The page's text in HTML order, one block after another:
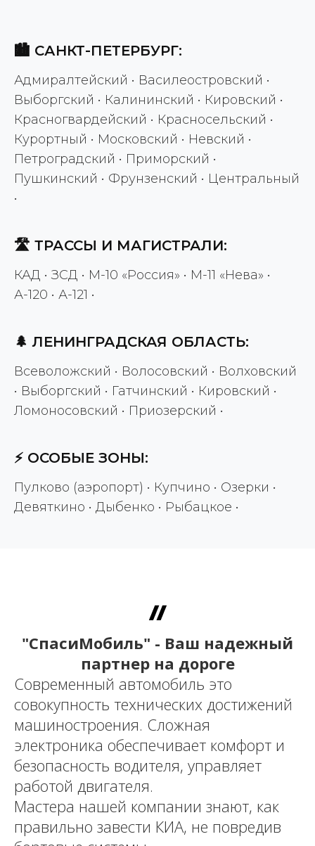
🏙️ САНКТ-ПЕТЕРБУРГ:
Адмиралтейский • Василеостровский •
Выборгский • Калининский • Кировский •
Красногвардейский • Красносельский •
Курортный • Московский • Невский •
Петроградский • Приморский •
Пушкинский • Фрунзенский • Центральный
•
🛣️ ТРАССЫ И МАГИСТРАЛИ:
КАД • ЗСД • М-10 «Россия» • М-11 «Нева» •
А-120 • А-121 •
🌲 ЛЕНИНГРАДСКАЯ ОБЛАСТЬ:
Всеволожский • Волосовский • Волховский
• Выборгский • Гатчинский • Кировский •
Ломоносовский • Приозерский •
⚡ ОСОБЫЕ ЗОНЫ:
Пулково (аэропорт) • Купчино • Озерки •
Девяткино • Дыбенко • Рыбацкое •
"СпасиМобиль" - Ваш надежный
партнер на дороге
Современный автомобиль это
совокупность технических достижений
машиностроения. Сложная
электроника обеспечивает комфорт и
безопасность водителя, управляет
работой двигателя.
Мастера нашей компании знают, как
правильно завести КИА, не повредив